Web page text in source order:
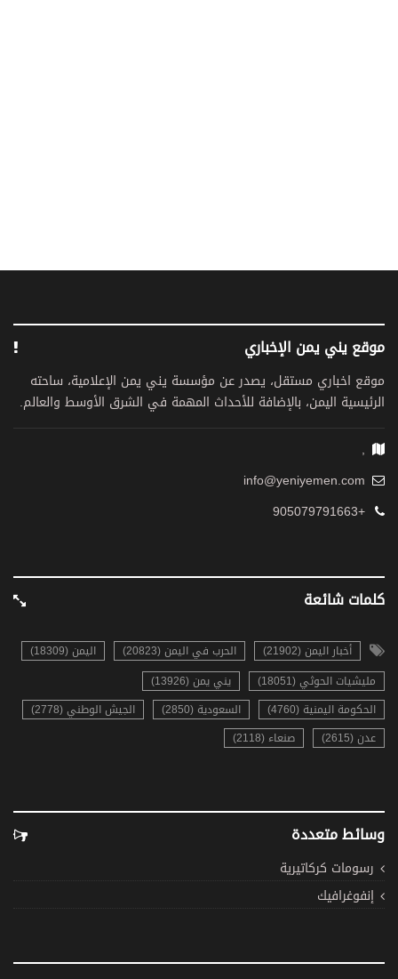
موقع يني يمن الإخباري
موقع اخباري مستقل، يصدر عن مؤسسة يني يمن الإعلامية، ساحته
الرئيسية اليمن، بالإضافة للأحداث المهمة في الشرق الأوسط والعالم.
,
info@yeniyemen.com
+905079791663
كلمات شائعة
أخبار اليمن (21902) الحرب في اليمن (20823)
اليمن (18309)
مليشيات الحوثي (18051)
يني يمن (13926)
الحكومة اليمنية (4760)
السعودية (2850)
الجيش الوطني (2778)
عدن (2615)
صنعاء (2118)
وسائط متعددة
رسومات كركاتيرية
إنفوغرافيك